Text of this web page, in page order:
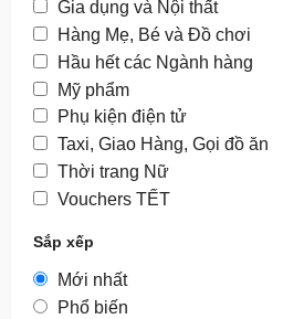
Gia dụng và Nội thất
Hàng Mẹ, Bé và Đồ chơi
Hầu hết các Ngành hàng
Mỹ phẩm
Phụ kiện điện tử
Taxi, Giao Hàng, Gọi đồ ăn
Thời trang Nữ
Vouchers TẾT
Sắp xếp
Mới nhất
Phổ biến